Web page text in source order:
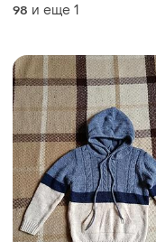
98 и еще 1